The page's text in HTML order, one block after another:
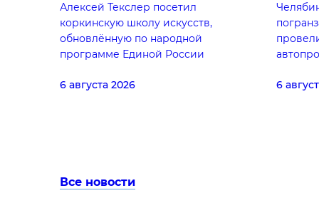
Алексей Текслер посетил
коркинскую школу искусств,
обновлённую по народной
программе Единой России
6 августа 2026 6
Все новости